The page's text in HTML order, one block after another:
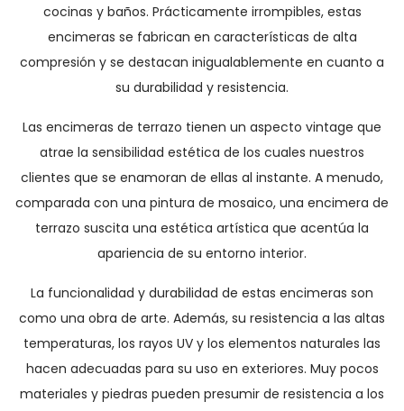
cocinas y baños. Prácticamente irrompibles, estas
encimeras se fabrican en características de alta
compresión y se destacan inigualablemente en cuanto a
su durabilidad y resistencia.
Las encimeras de terrazo tienen un aspecto vintage que
atrae la sensibilidad estética de los cuales nuestros
clientes que se enamoran de ellas al instante. A menudo,
comparada con una pintura de mosaico, una encimera de
terrazo suscita una estética artística que acentúa la
apariencia de su entorno interior.
La funcionalidad y durabilidad de estas encimeras son
como una obra de arte. Además, su resistencia a las altas
temperaturas, los rayos UV y los elementos naturales las
hacen adecuadas para su uso en exteriores. Muy pocos
materiales y piedras pueden presumir de resistencia a los